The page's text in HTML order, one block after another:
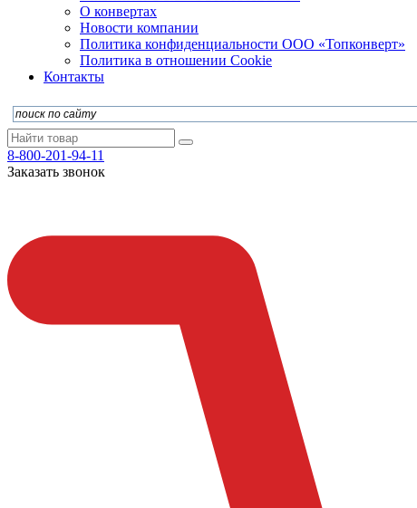
О конвертах
Новости компании
Политика конфиденциальности ООО «Топконверт»
Политика в отношении Cookie
Контакты
8-800-201-94-11
Заказать звонок